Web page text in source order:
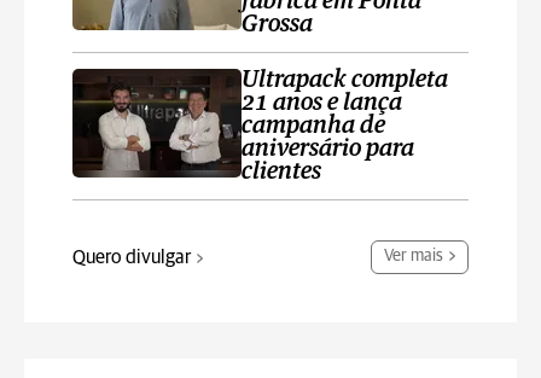
Grossa
Ultrapack completa
21 anos e lança
campanha de
aniversário para
clientes
Quero divulgar Ver mais